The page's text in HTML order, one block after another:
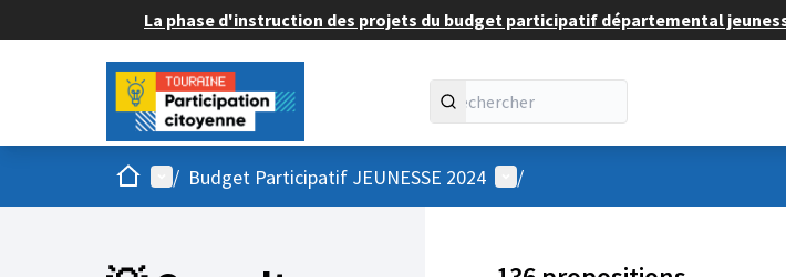
La phase d'instruction des projets du budget participatif départemental
AccueilMenu principal
/ Budget Participatif JEUNESSE 2024 Menu utilisateur
/